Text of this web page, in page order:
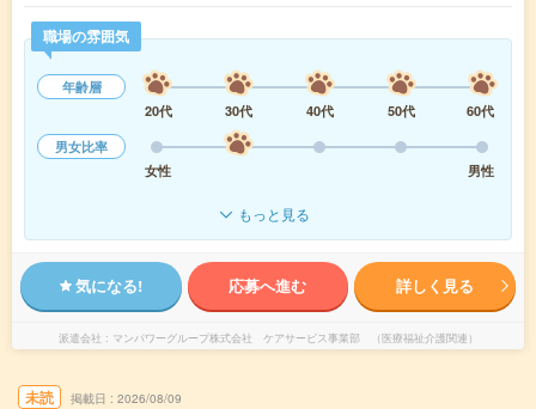
職場の雰囲気
年齢層
20代
30代 40代 50代
60代
男女比率
女性
男性
もっと見る
気になる! 応募へ進む 詳しく見る
派遣会社 マンパワーグループ株式会社 ケアサービス事業部 （医療福祉介護関連）
未読 掲載日 2026/08/09